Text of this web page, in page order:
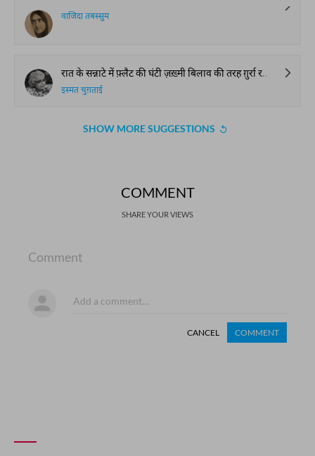
वाजिदा तबस्सुम
रात के सन्नाटे में फ़्लैट की घंटी ज़ख़्मी बिलाव की तरह ग़ुर्रा रही थी। लड़कियां आख़िरी शो देखकर कभी की अपने कमरों में बंद सो रही थीं। आया छुट्टी पर गई हुई थी और घंटी पर किसी की उंगली बेरहमी से जमी हुई थी। मैंने लश्तम पश्तम जाकर दरवाज़ा खोला।
इस्मत चुग़ताई
SHOW MORE SUGGESTIONS
COMMENT
SHARE YOUR VIEWS
Comment
CANCEL COMMENT